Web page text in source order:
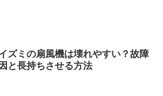
ズミの扇風機は壊れやすい？故障
と長持ちさせる方法